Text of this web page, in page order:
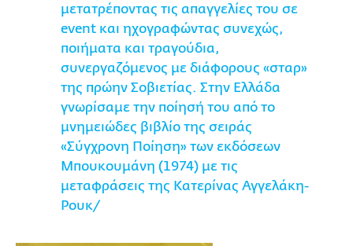
μετατρέποντας τις απαγγελίες του σε
event και ηχογραφώντας συνεχώς,
ποιήματα και τραγούδια,
συνεργαζόμενος με διάφορους «σταρ»
της πρώην Σοβιετίας. Στην Ελλάδα
γνωρίσαμε την ποίησή του από το
μνημειώδες βιβλίο της σειράς
«Σύγχρονη Ποίηση» των εκδόσεων
Μπουκουμάνη (1974) με τις
μεταφράσεις της Κατερίνας Αγγελάκη-
Ρουκ/